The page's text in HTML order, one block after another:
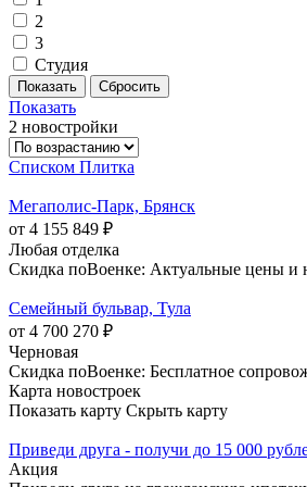
2
3
Студия
Показать
2 новостройки
Списком Плитка
Мегаполис-Парк, Брянск
от 4 155 849 ₽
Любая отделка
Скидка поВоенке: Актуальные цены и
Семейный бульвар, Тула
от 4 700 270 ₽
Черновая
Скидка поВоенке: Бесплатное
Карта новостроек
Показать карту Скрыть карту
Приведи друга - получи до 15 000
Акция